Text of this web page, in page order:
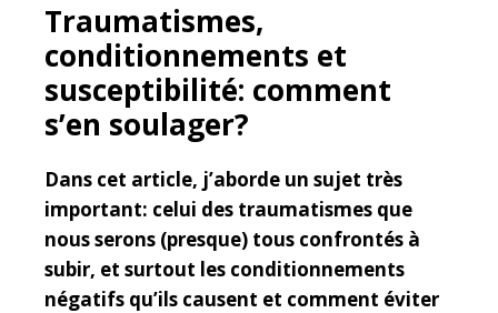
Traumatismes,
conditionnements et
susceptibilité: comment
s’en soulager?
Dans cet article, j’aborde un sujet très
important: celui des traumatismes que
nous serons (presque) tous confrontés à
subir, et surtout les conditionnements
négatifs qu’ils causent et comment éviter